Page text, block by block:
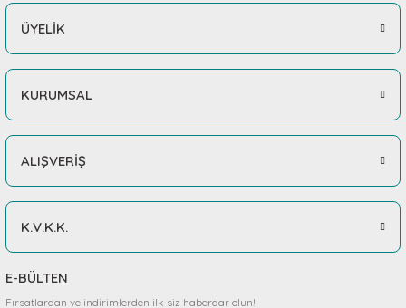
ÜYELİK
KURUMSAL
ALIŞVERİŞ
K.V.K.K.
E-BÜLTEN
Fırsatlardan ve indirimlerden ilk siz haberdar olun!